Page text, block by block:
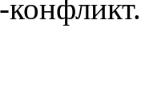
конфликт.